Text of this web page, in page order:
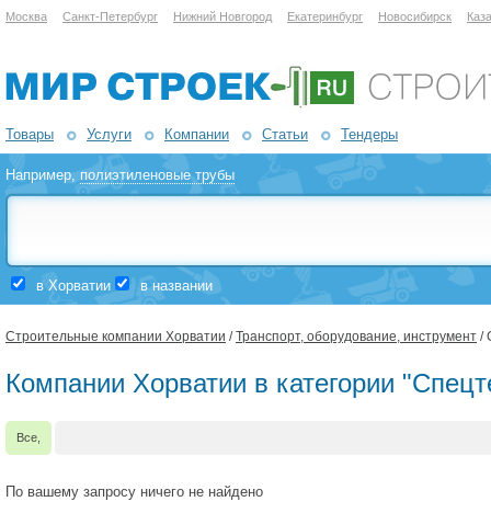
Москва Санкт-Петербург Нижний Новгород Екатеринбург Новосибирск
Товары Услуги Компании Статьи Тендеры
Например,полиэтиленовые трубы
в Хорватии в названии
Строительные компании Хорватии /Транспорт, оборудование, инструмент /
Компании Хорватии в категории
Все,
По вашему запросу ничего не найдено